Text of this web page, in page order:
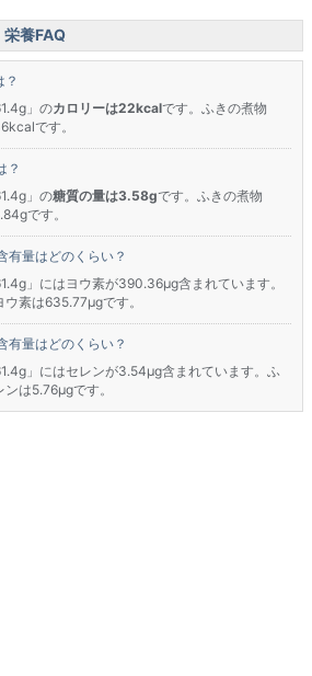
養FAQ
」のカロリーは22kcalです。ふきの煮物
です。
？
」の糖質の量は3.58gです。ふきの煮物
です。
有量はどのくらい？
」にはヨウ素が390.36μg含まれています。
素は635.77μgです。
有量はどのくらい？
」にはセレンが3.54μg含まれています。ふ
は5.76μgです。